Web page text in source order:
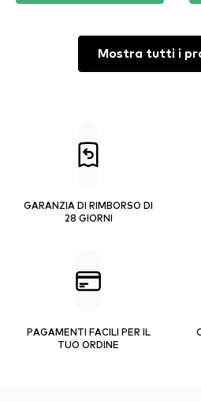
Mostra tutti i
GARANZIA DI RIMBORSO DI
28 GIORNI
PAGAMENTI FACILI PER IL
TUO ORDINE